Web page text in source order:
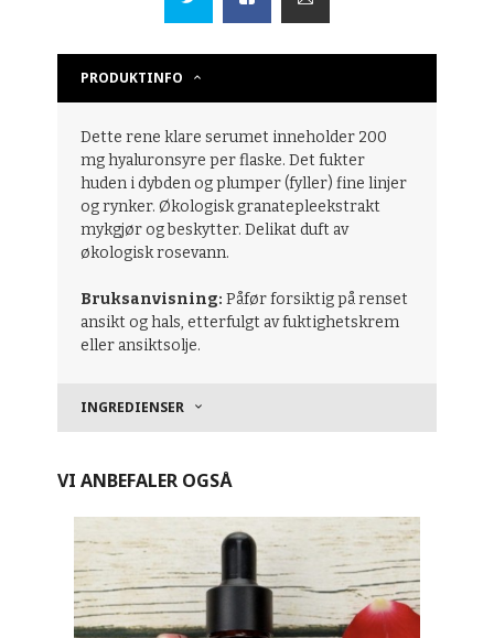
PRODUKTINFO
Dette rene klare serumet inneholder 200
mg hyaluronsyre per flaske. Det fukter
huden i dybden og plumper (fyller) fine linjer
og rynker. Økologisk granatepleekstrakt
mykgjør og beskytter. Delikat duft av
økologisk rosevann.
Bruksanvisning: Påfør forsiktig på renset
ansikt og hals, etterfulgt av fuktighetskrem
eller ansiktsolje.
INGREDIENSER
VI ANBEFALER OGSÅ